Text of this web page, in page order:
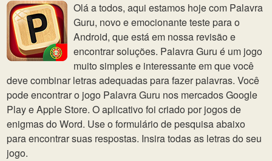
Olá a todos, aqui estamos hoje com Palavra
Guru, novo e emocionante teste para o
Android, que está em nossa revisão e
encontrar soluções. Palavra Guru é um jogo
muito simples e interessante em que você
deve combinar letras adequadas para fazer palavras. Você
pode encontrar o jogo Palavra Guru nos mercados Google
Play e Apple Store. O aplicativo foi criado por jogos de
enigmas do Word. Use o formulário de pesquisa abaixo
para encontrar suas respostas. Insira todas as letras do seu
jogo.